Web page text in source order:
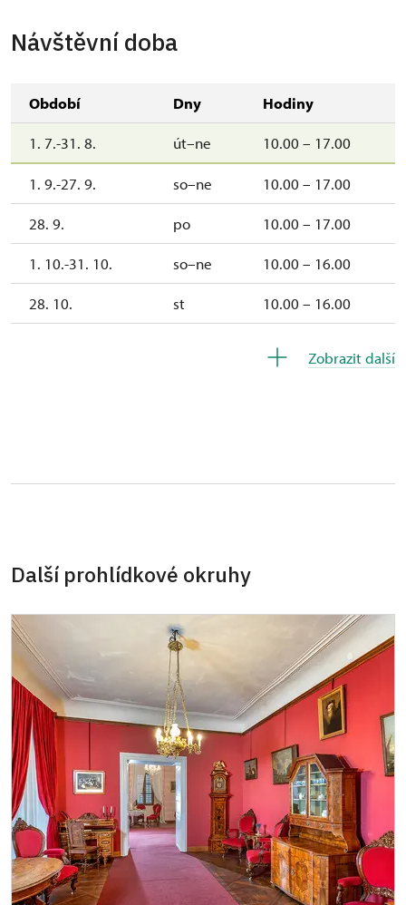
Návštěvní doba
Období Dny Hodiny
1. 7.-31. 8. út–ne 10.00 – 17.00
1. 9.-27. 9. so–ne 10.00 – 17.00
28. 9. po 10.00 – 17.00
1. 10.-31. 10. so–ne 10.00 – 16.00
28. 10. st 10.00 – 16.00
10.00 – 16.00
1. 1.-31. 3. uzavřen
Zobrazit další
Další prohlídkové okruhy